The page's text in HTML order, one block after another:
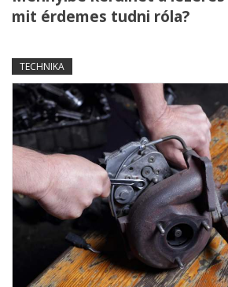
mit érdemes tudni róla?
TECHNIKA